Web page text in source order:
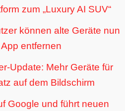
zum „Luxury AI SUV“
können alte Geräte nun
entfernen
Update: Mehr Geräte für
auf dem Bildschirm
Google und führt neuen